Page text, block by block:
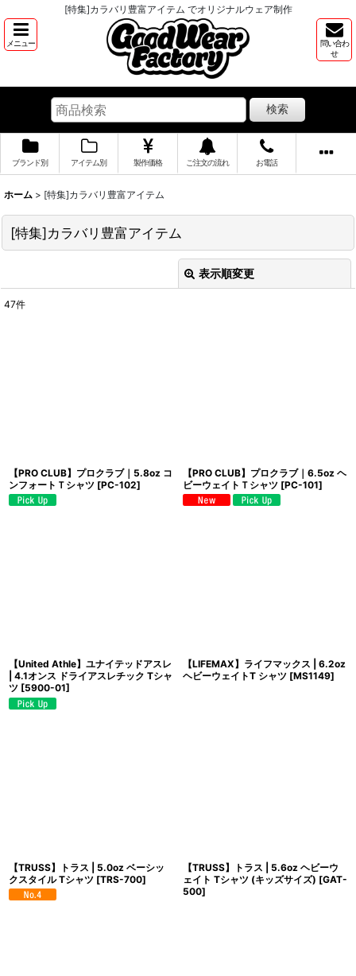
[特集]カラバリ豊富アイテム でオリジナルウェア制作
メニュー
問い合わ
せ
検索
ブランド別 アイテム別 製作価格 ご注文の流れ お電話
ホーム > [特集]カラバリ豊富アイテム
[特集]カラバリ豊富アイテム
表示順変更
47件
【PRO CLUB】プロクラブ｜5.8oz コ
ンフォートＴシャツ [PC-102]
【PRO CLUB】プロクラブ｜6.5oz ヘ
ビーウェイトＴシャツ [PC-101]
【United Athle】ユナイテッドアスレ
| 4.1オンス ドライアスレチック Tシャ
ツ [5900-01]
【LIFEMAX】ライフマックス | 6.2oz
ヘビーウェイトT シャツ [MS1149]
【TRUSS】トラス | 5.0oz ベーシッ
クスタイル Tシャツ [TRS-700]
【TRUSS】トラス | 5.6oz ヘビーウ
ェイト Tシャツ (キッズサイズ) [GAT-
500]